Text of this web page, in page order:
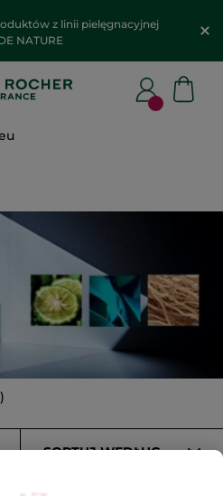
z linii pielęgnacyjnej
NATURE
SORTUJ WEDŁUG